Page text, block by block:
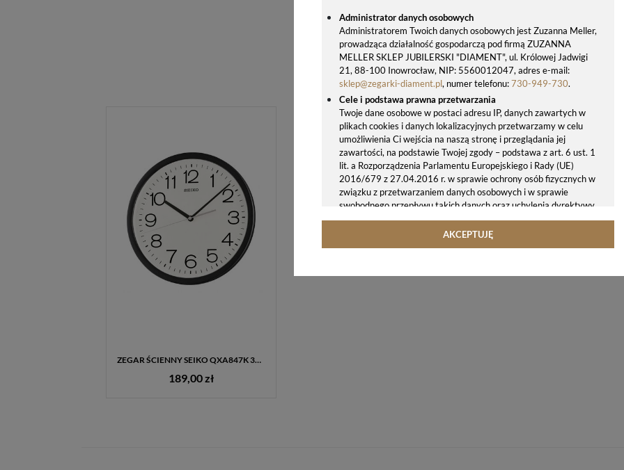
Administrator danych osobowych
Administratorem Twoich danych osobowych jest Zuzanna Meller,
prowadząca działalność gospodarczą pod firmą ZUZANNA
MELLER SKLEP JUBILERSKI "DIAMENT", ul. Królowej Jadwigi
21, 88-100 Inowrocław, NIP: 5560012047, adres e-mail:
sklep@zegarki-diament.pl, numer telefonu:730-949-730.
Cele i podstawa prawna przetwarzania
Twoje dane osobowe w postaci adresu IP, danych zawartych w
plikach cookies i danych lokalizacyjnych przetwarzamy w celu
umożliwienia Ci wejścia na naszą stronę i przeglądania jej
zawartości, na podstawie Twojej zgody – podstawa z art. 6 ust. 1
lit. a Rozporządzenia Parlamentu Europejskiego i Rady (UE)
2016/679 z 27.04.2016 r. w sprawie ochrony osób fizycznych w
związku z przetwarzaniem danych osobowych i w sprawie
swobodnego przepływu takich danych oraz uchylenia dyrektywy
95/46/WE (ogólne rozporządzenie o ochronie danych, tj. RODO).
Twoje dane osobowe możemy udostępniać hostingodawcy. Takie
zgodnie z naszymi poleceniami. Przekazujemy Twoje dane poza
AKCEPTUJĘ
OSTATNIO OGLĄDANE PRODUKTY
ZEGAR ŚCIENNY SEIKO QXA847K 31 CM – CICHY ZEGAR KWARCOWY Z CZARNĄ RAMĄ
189,00 zł